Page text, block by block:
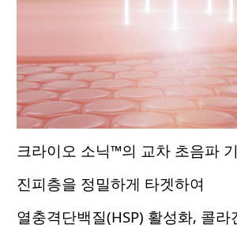
크라이오 소닉™의 교차 초음파
진피층을 정밀하게 타겟하여
열충격단백질(HSP) 활성화, 콜라